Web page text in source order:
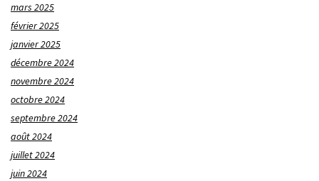
mars 2025
février 2025
janvier 2025
décembre 2024
novembre 2024
octobre 2024
septembre 2024
août 2024
juillet 2024
juin 2024